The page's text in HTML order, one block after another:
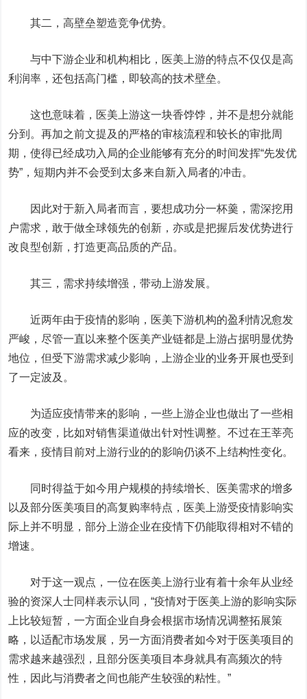
其二，高壁垒塑造竞争优势。
与中下游企业和机构相比，医美上游的特点不仅仅是高
利润率，还包括高门槛，即较高的技术壁垒。
这也意味着，医美上游这一块香饽饽，并不是想分就能
分到。再加之前文提及的严格的审核流程和较长的审批周
期，使得已经成功入局的企业能够有充分的时间发挥“先发优
势”，短期内并不会受到太多来自新入局者的冲击。
因此对于新入局者而言，要想成功分一杯羹，需深挖用
户需求，敢于做全球领先的创新，亦或是把握后发优势进行
改良型创新，打造更高品质的产品。
其三，需求持续增强，带动上游发展。
近两年由于疫情的影响，医美下游机构的盈利情况愈发
严峻，尽管一直以来整个医美产业链都是上游占据明显优势
地位，但受下游需求减少影响，上游企业的业务开展也受到
了一定波及。
为适应疫情带来的影响，一些上游企业也做出了一些相
应的改变，比如对销售渠道做出针对性调整。不过在王莘亮
看来，疫情目前对上游行业的的影响仍谈不上结构性变化。
同时得益于如今用户规模的持续增长、医美需求的增多
以及部分医美项目的高复购率特点，医美上游受疫情影响实
际上并不明显，部分上游企业在疫情下仍能取得相对不错的
增速。
对于这一观点，一位在医美上游行业有着十余年从业经
验的资深人士同样表示认同，“疫情对于医美上游的影响实际
上比较短暂，一方面企业自身会根据市场情况调整拓展策
略，以适配市场发展，另一方面消费者如今对于医美项目的
需求越来越强烈，且部分医美项目本身就具有高频次的特
性，因此与消费者之间也能产生较强的粘性。”